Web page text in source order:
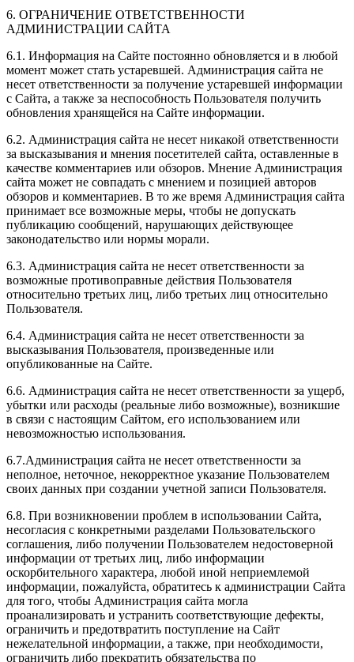
6. ОГРАНИЧЕНИЕ ОТВЕТСТВЕННОСТИ
АДМИНИСТРАЦИИ САЙТА
6.1. Информация на Сайте постоянно обновляется и в любой
момент может стать устаревшей. Администрация сайта не
несет ответственности за получение устаревшей информации
с Сайта, а также за неспособность Пользователя получить
обновления хранящейся на Сайте информации.
6.2. Администрация сайта не несет никакой ответственности
за высказывания и мнения посетителей сайта, оставленные в
качестве комментариев или обзоров. Мнение Администрация
сайта может не совпадать с мнением и позицией авторов
обзоров и комментариев. В то же время Администрация сайта
принимает все возможные меры, чтобы не допускать
публикацию сообщений, нарушающих действующее
законодательство или нормы морали.
6.3. Администрация сайта не несет ответственности за
возможные противоправные действия Пользователя
относительно третьих лиц, либо третьих лиц относительно
Пользователя.
6.4. Администрация сайта не несет ответственности за
высказывания Пользователя, произведенные или
опубликованные на Сайте.
6.6. Администрация сайта не несет ответственности за ущерб,
убытки или расходы (реальные либо возможные), возникшие
в связи с настоящим Сайтом, его использованием или
невозможностью использования.
6.7.Администрация сайта не несет ответственности за
неполное, неточное, некорректное указание Пользователем
своих данных при создании учетной записи Пользователя.
6.8. При возникновении проблем в использовании Сайта,
несогласия с конкретными разделами Пользовательского
соглашения, либо получении Пользователем недостоверной
информации от третьих лиц, либо информации
оскорбительного характера, любой иной неприемлемой
информации, пожалуйста, обратитесь к администрации Сайта
для того, чтобы Администрация сайта могла
проанализировать и устранить соответствующие дефекты,
ограничить и предотвратить поступление на Сайт
нежелательной информации, а также, при необходимости,
ограничить либо прекратить обязательства по